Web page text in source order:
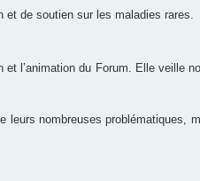
et de soutien sur les maladies rares.
et l’animation du Forum. Elle veille
leurs nombreuses problématiques,